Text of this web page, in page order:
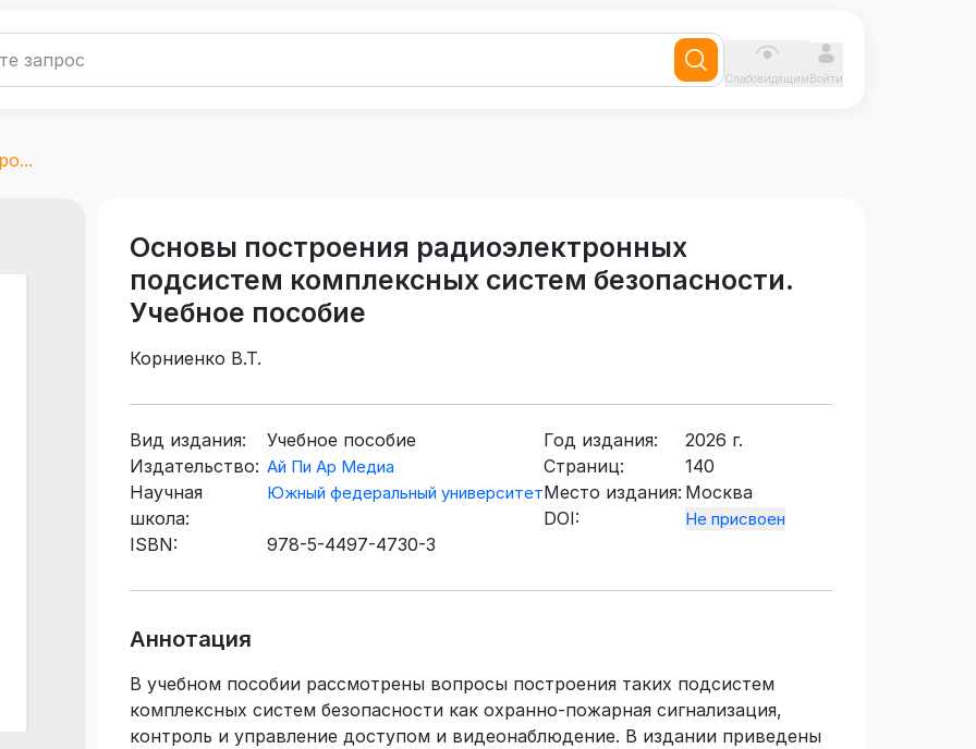
СлабовидящимВойти
Основы построения радиоэлектронных
подсистем комплексных систем безопасности.
Учебное пособие
Корниенко В.Т.
Вид издания:
Учебное пособие
Издательство: Ай Пи Ар Медиа
Научная
школа:
Южный федеральный университет
ISBN: 978-5-4497-4730-3
Год издания:
2026 г.
Страниц:
140
Место издания: Москва
DOI:
Не присвоен
Аннотация
В учебном пособии рассмотрены вопросы построения таких подсистем
комплексных систем безопасности как охранно-пожарная сигнализация,
контроль и управление доступом и видеонаблюдение. В издании приведены